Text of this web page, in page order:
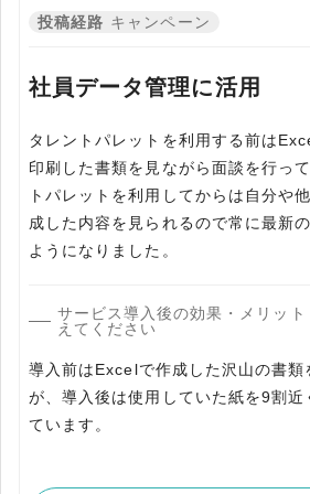
投稿経路 キャンペーン
社員データ管理に活用
タレントパレットを利用する前は
印刷した書類を見ながら面談を行っ
トパレットを利用してからは自分や
成した内容を見られるので常に最新
サービス導入後の効果・メリッ
えてください
導入前はExcelで作成した沢山の書類
が、導入後は使用していた紙を9割
ています。